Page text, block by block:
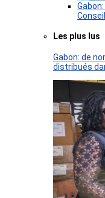
Les plus lus
Gabon: de
distribués